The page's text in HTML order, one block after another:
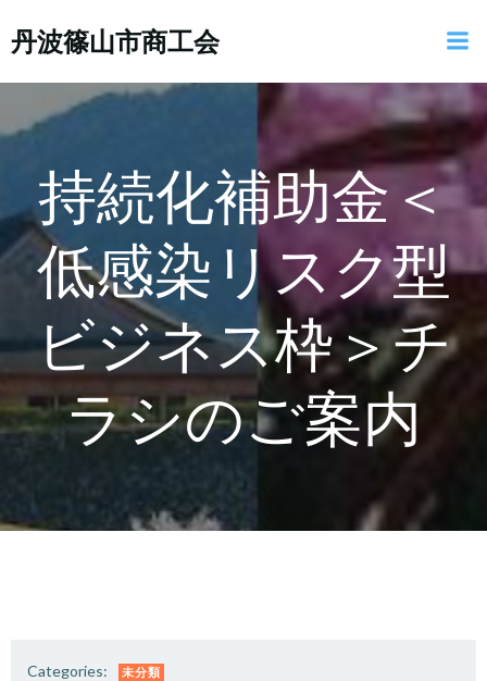
ン
へ
ス
キ
ッ
プ
丹波篠山市商工会
持続化補助金＜
低感染リスク型
ビジネス枠＞チ
ラシのご案内
Categories: 未分類